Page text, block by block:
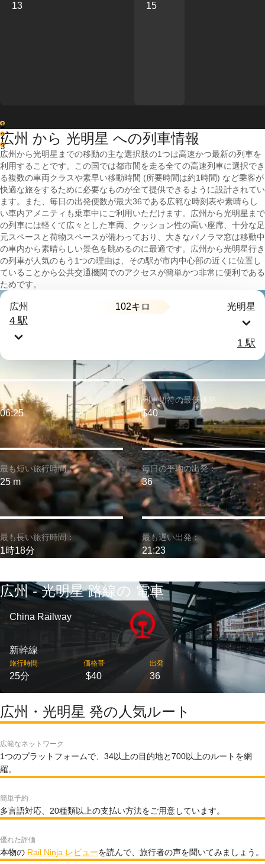
13 15
1
2
3
広州 から 光明星 への列車情報
広州から光明星までの移動の主な選択肢の1つは高速かつ最新の列車を
利用することです。この国では都市間を走る全ての高速列車に選択でき
る複数の車両クラスや素早い移動時間 (所要時間は約1時間) など乗客が
快適な旅をするために必要なものが全て提供できるように設計されてい
ます。また、毎日の出発便数が最大36である広範な時刻表や素晴らし
い車内アメニティも乗車中にご利用いただけます。広州から光明星まで
の列車には軽くて広々とした車両、クッション性の高い座席、十分な足
元スペースと荷物スペースが備わっており、大きなパノラマ窓は移動中
の車内から素晴らしい景色を眺めるのに最適です。広州から光明星行き
の列車が人気のもう1つの理由は、その駅が市内中心部の近くに位置し
ていることから公共交通機関でのアクセスが簡単かつ非常に便利である
ためです。
広州 102キロ 光明星
4 駅
1 駅
最も短い旅行時間：
25 m
最も早い出発：
06:25
最も長い旅行時間：
1時18分
列車切符の最低価格：
$40
毎日の平均の出発：
36
最も遅い出発：
21:23
広州 - 光明星 路線の 電車
China Railway
新幹線
旅行時間
25分
価格帯
$40
出発
36
広州・光明星 発の人気ルート
広範なネットワーク
1つのプラットフォームで、34以上の目的地と700以上のルートを網
羅。
簡単予約
多言語対応、20種類以上の支払い方法をご用意しています。
優れた評価
本物の Rail Ninja レビューを読んで、旅行者の声を聞いてみましょう。